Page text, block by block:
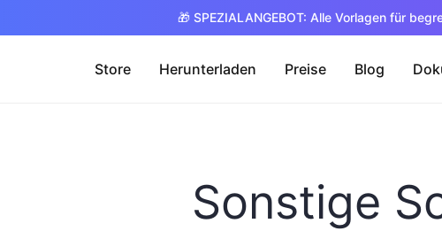
🎁 SPEZIALANGEBOT: Alle Vorlagen für
Store Herunterladen Preise Blog
Sonstige